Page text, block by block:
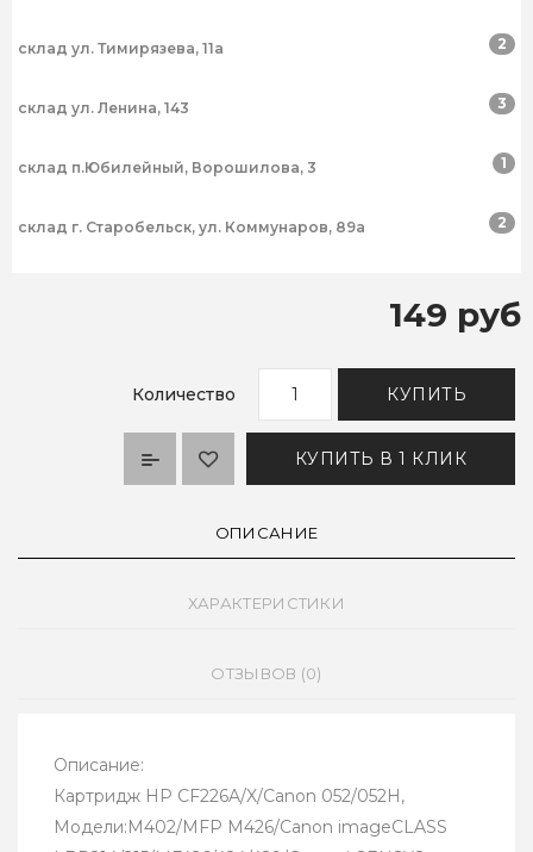
склад ул. Тимирязева, 11а 2
склад ул. Ленина, 143 3
склад п.Юбилейный, Ворошилова, 3 1
склад г. Старобельск, ул. Коммунаров, 89а 2
149 руб
Количество КУПИТЬ
КУПИТЬ В 1 КЛИК
ОПИСАНИЕ
ХАРАКТЕРИСТИКИ
ОТЗЫВОВ (0)
Описание:
Картридж HP CF226A/X/Canon 052/052H,
Модели:M402/MFP M426/Canon imageCLASS